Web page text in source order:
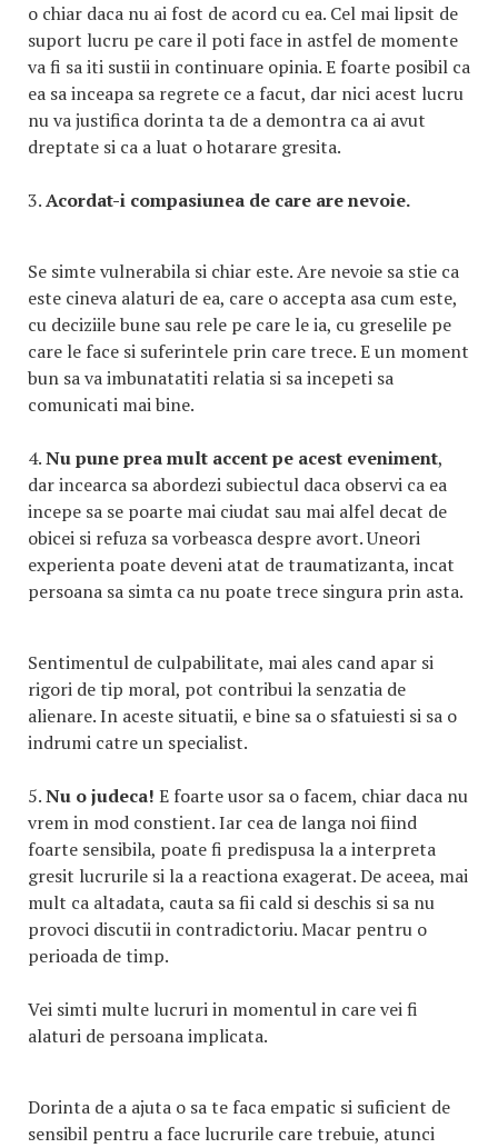
o chiar daca nu ai fost de acord cu ea. Cel mai lipsit de
suport lucru pe care il poti face in astfel de momente
va fi sa iti sustii in continuare opinia. E foarte posibil ca
ea sa inceapa sa regrete ce a facut, dar nici acest lucru
nu va justifica dorinta ta de a demontra ca ai avut
dreptate si ca a luat o hotarare gresita.
3.Acordat-i compasiunea de care are nevoie.
Se simte vulnerabila si chiar este. Are nevoie sa stie ca
este cineva alaturi de ea, care o accepta asa cum este,
cu deciziile bune sau rele pe care le ia, cu greselile pe
care le face si suferintele prin care trece. E un moment
bun sa va imbunatatiti relatia si sa incepeti sa
comunicati mai bine.
4.Nu pune prea mult accent pe acest eveniment,
dar incearca sa abordezi subiectul daca observi ca ea
incepe sa se poarte mai ciudat sau mai alfel decat de
obicei si refuza sa vorbeasca despre avort. Uneori
experienta poate deveni atat de traumatizanta, incat
persoana sa simta ca nu poate trece singura prin asta.
Sentimentul de culpabilitate, mai ales cand apar si
rigori de tip moral, pot contribui la senzatia de
alienare. In aceste situatii, e bine sa o sfatuiesti si sa o
indrumi catre un specialist.
5.Nu o judeca! E foarte usor sa o facem, chiar daca nu
vrem in mod constient. Iar cea de langa noi fiind
foarte sensibila, poate fi predispusa la a interpreta
gresit lucrurile si la a reactiona exagerat. De aceea, mai
mult ca altadata, cauta sa fii cald si deschis si sa nu
provoci discutii in contradictoriu. Macar pentru o
perioada de timp.
Vei simti multe lucruri in momentul in care vei fi
alaturi de persoana implicata.
Dorinta de a ajuta o sa te faca empatic si suficient de
sensibil pentru a face lucrurile care trebuie, atunci